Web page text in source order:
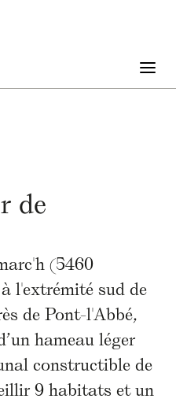
de
(5460
l'extrémité sud de
de Pont-l'Abbé,
hameau léger
constructible de
9 habitats et un